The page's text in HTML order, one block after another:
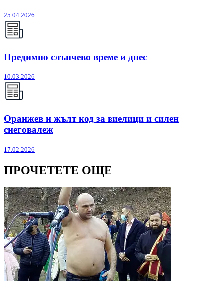
25.04.2026
Предимно слънчево време и днес
10.03.2026
Оранжев и жълт код за виелици и силен
снеговалеж
17.02.2026
ПРОЧЕТЕТЕ ОЩЕ